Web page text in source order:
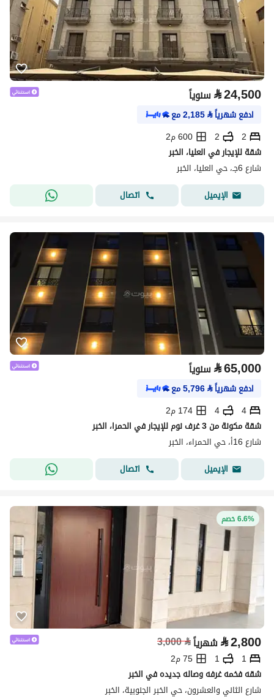
⃁24,500 سنوياً
ادفع شهرياً⃁
2,185مع
2
2
600 م2
شقة للإيجار في العليا، الخبر
شارع 6جـ، حي العليا، الخبر
الإيميل
اتصال
⃁65,000 سنوياً
ادفع شهرياً⃁
5,796مع
4
4
174 م2
شقة مكونة من 3 غرف نوم للإيجار في الحمرا، الخبر
شارع 16أ، حي الحمراء، الخبر
الإيميل
اتصال
6.6% خصم
⃁2,800 شهرياً⃁
3,000
1
1
75 م2
شقه فخمه غرفه وصاله جديده في الخبر
شارع الثاني والعشرون، حي الخبر الجنوبية، الخبر